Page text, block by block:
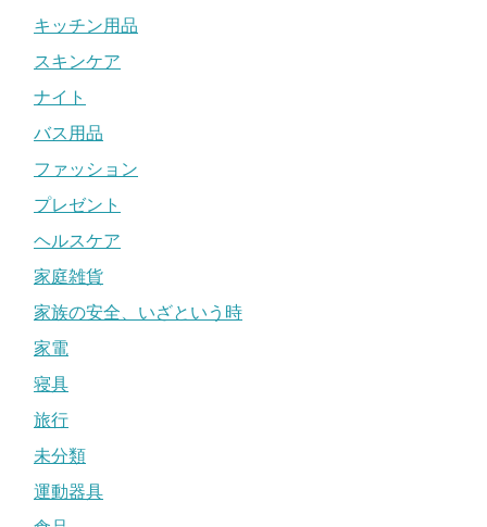
キッチン用品
スキンケア
ナイト
バス用品
ファッション
プレゼント
ヘルスケア
家庭雑貨
家族の安全、いざという時
家電
寝具
旅行
未分類
運動器具